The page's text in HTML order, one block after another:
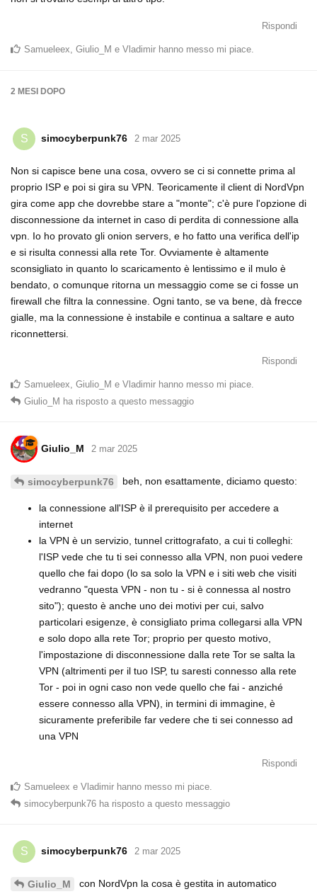
Rispondi
Samueleex, Giulio_M e Vladimir hanno messo mi piace.
2 MESI DOPO
S simocyberpunk76 2 mar 2025
Non si capisce bene una cosa, ovvero se ci si connette prima al
proprio ISP e poi si gira su VPN. Teoricamente il client di NordVpn
gira come app che dovrebbe stare a "monte"; c'è pure l'opzione di
disconnessione da internet in caso di perdita di connessione alla
vpn. Io ho provato gli onion servers, e ho fatto una verifica dell'ip
e si risulta connessi alla rete Tor. Ovviamente è altamente
sconsigliato in quanto lo scaricamento è lentissimo e il mulo è
bendato, o comunque ritorna un messaggio come se ci fosse un
firewall che filtra la connessine. Ogni tanto, se va bene, dà frecce
gialle, ma la connessione è instabile e continua a saltare e auto
riconnettersi.
Rispondi
Samueleex, Giulio_M e Vladimir hanno messo mi piace.
Giulio_M ha risposto a questo messaggio
Giulio_M 2 mar 2025
simocyberpunk76 beh, non esattamente, diciamo questo:
la connessione all'ISP è il prerequisito per accedere a
internet
la VPN è un servizio, tunnel crittografato, a cui ti colleghi:
l'ISP vede che tu ti sei connesso alla VPN, non puoi vedere
quello che fai dopo (lo sa solo la VPN e i siti web che visiti
vedranno "questa VPN - non tu - si è connessa al nostro
sito"); questo è anche uno dei motivi per cui, salvo
particolari esigenze, è consigliato prima collegarsi alla VPN
e solo dopo alla rete Tor; proprio per questo motivo,
l'impostazione di disconnessione dalla rete Tor se salta la
VPN (altrimenti per il tuo ISP, tu saresti connesso alla rete
Tor - poi in ogni caso non vede quello che fai - anziché
essere connesso alla VPN), in termini di immagine, è
sicuramente preferibile far vedere che ti sei connesso ad
una VPN
Rispondi
Samueleex e Vladimir hanno messo mi piace.
simocyberpunk76 ha risposto a questo messaggio
S simocyberpunk76 2 mar 2025
Giulio_M con NordVpn la cosa è gestita in automatico